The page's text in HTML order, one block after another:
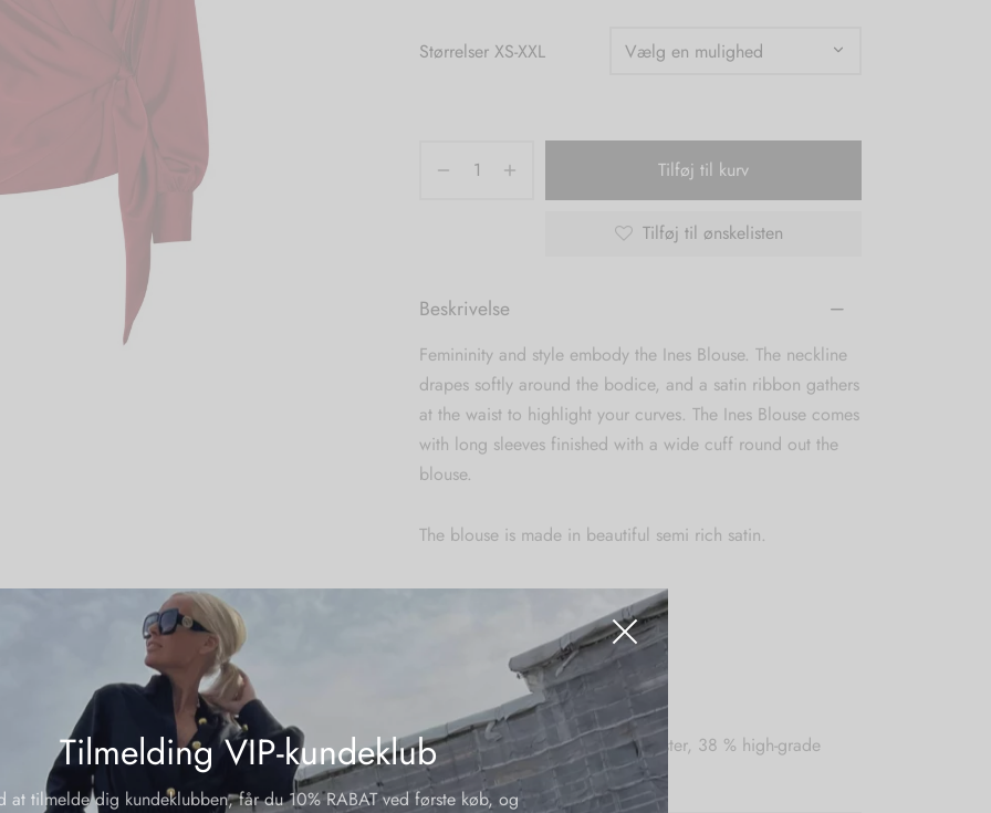
Tilmelding VIP-kundeklub
at tilmelde dig kundeklubben, får du 10% RABAT ved første køb, og
Størrelser XS-XXL
Tilføj til kurv
Tilføj til ønskelisten
Beskrivelse
Femininity and style embody the Ines Blouse. The neckline
drapes softly around the bodice, and a satin ribbon gathers
at the waist to highlight your curves. The Ines Blouse comes
with long sleeves finished with a wide cuff round out the
blouse.
The blouse is made in beautiful semi rich satin.
Sizing:
Machine washable 30 degrees
Material:
62 % satin-woven recycled polyester, 38 % high-grade
polyester